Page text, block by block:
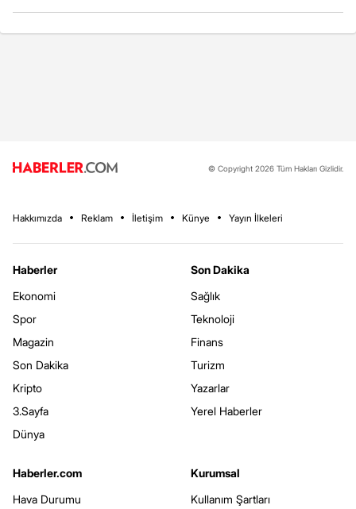
© Copyright 2026 Tüm Hakları Gizlidir.
Hakkımızda Reklam İletişim Künye Yayın İlkeleri
Haberler
Ekonomi
Spor
Magazin
Son Dakika
Kripto
3.Sayfa
Dünya
Son Dakika
Sağlık
Teknoloji
Finans
Turizm
Yazarlar
Yerel Haberler
Haberler.com
Hava Durumu
Kurumsal
Kullanım Şartları